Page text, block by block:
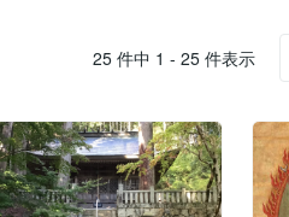
25 件中 1 - 25 件表示